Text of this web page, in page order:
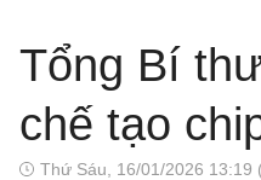
Tổng Bí
chế tạo
Thứ Sáu, 16/01/2026 13:19